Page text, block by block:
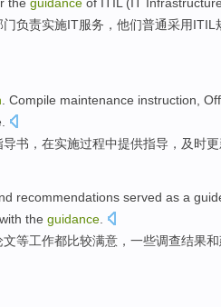
门负责实施IT服务 ， 他们普通采用ITIL
Compile maintenance instruction
导书 ， 在实施过程中提供指导 ， 及时
recommendations served as a
with the guidance
等工作都比较满意， 一些调查结果和